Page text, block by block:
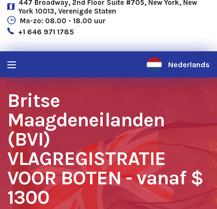
447 Broadway, 2nd Floor Suite #705, New York, New
York 10013, Verenigde Staten
Ma-zo: 08.00 - 18.00 uur
+1 646 971 1785
Nederlands
Britse
Maagdeneilanden
(BVI)
VLAGREGISTRATIE
VOOR BOTEN - vanaf $
1300